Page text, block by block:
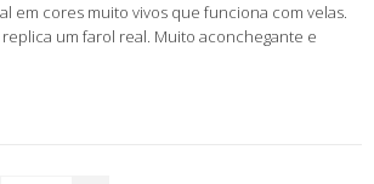
em cores muito vivos que funciona com velas.
um farol real. Muito aconchegante e